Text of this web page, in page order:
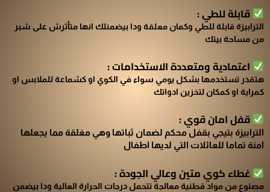
قابلة للطي :
الترابيزة قابلة للطي وكمان معلقة ودا بيضمنلك انها متأثرش على شبر
من مساحة بيتك
اعتمادية ومتعددة الاستخدامات :
هتقدر تستخدمها بشكل يومي سواء في الكوي او كشماعة للملابس او
كمراية او كمكان لتخزين ادواتك
قفل امان قوي :
الترابيزة بتيجي بقفل محكم لضمان ثباتها وهي مغلقة مما يجعلها
امنة تماما للعائلات التي لديها اطفال
غطاء كوي متين وعالي الجودة :
مصنوع من مواد قطنية معالجة تتحمل درجات الحرارة العالية ودا بيضمن